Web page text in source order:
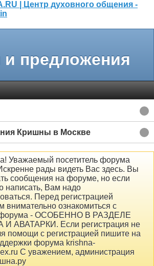
предложения
Кришны в Москве
Уважаемый посетитель форума
рады видеть Вас здесь. Вы
сообщения на форуме, но если
написать, Вам надо
Перед регистрацией
внимательно ознакомиться с
форума - ОСОБЕННО В РАЗДЕЛЕ
АВАТАРКИ. Если регистрация не
помощи с регистрацией пишите на
форума krishna-
С уважением, администрация